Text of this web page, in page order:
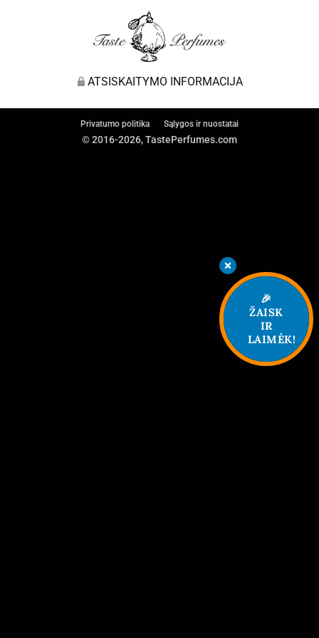
ATSISKAITYMO INFORMACIJA
Privatumo politika Sąlygos ir nuostatai
© 2016-2026, TastePerfumes.com
🎉
ŽAISK
IR
LAIMĖK!